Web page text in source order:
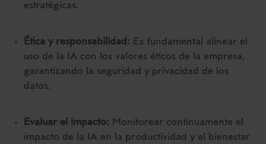
estratégicas.
Ética y responsabilidad: Es fundamental alinear el
uso de la IA con los valores éticos de la empresa,
garantizando la seguridad y privacidad de los
datos.
Evaluar el impacto: Monitorear continuamente el
impacto de la IA en la productividad y el bienestar